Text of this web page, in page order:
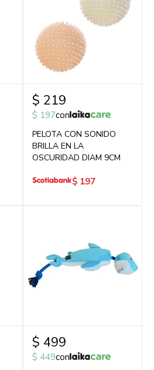
$ 219
$ 197con
PELOTA CON SONIDO
BRILLA EN LA
OSCURIDAD DIAM 9CM
$ 197
$ 499
$ 449con